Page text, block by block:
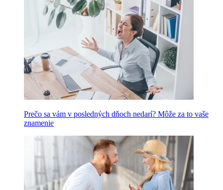
Prečo sa vám v posledných dňoch nedarí? Môže za to vaše
znamenie